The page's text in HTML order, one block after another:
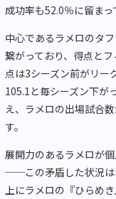
成功率も52.0％に留まっ
中心であるラメロのタ
繋がっており、得点と
点は3シーズン前がリー
105.1と毎シーズン下が
え、ラメロの出場試合
す。
展開力のあるラメロが
──この矛盾した状況は
上にラメロの『ひらめ